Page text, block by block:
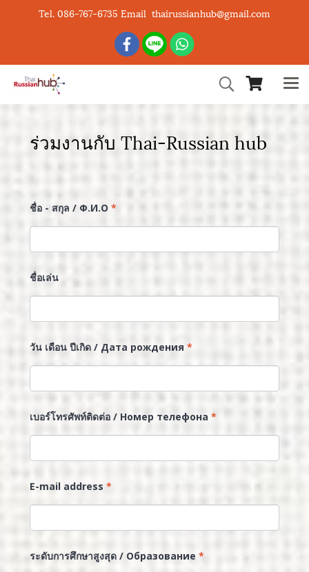
Tel. 086-767-6735 Email thairussianhub@gmail.com
ร่วมงานกับ Thai-Russian hub
ชื่อ - สกุล / Ф.И.О *
ชื่อเล่น
วัน เดือน ปีเกิด / Дата рождения *
เบอร์โทรศัพท์ติดต่อ / Номер телефона *
E-mail address *
ระดับการศึกษาสูงสุด / Образование *